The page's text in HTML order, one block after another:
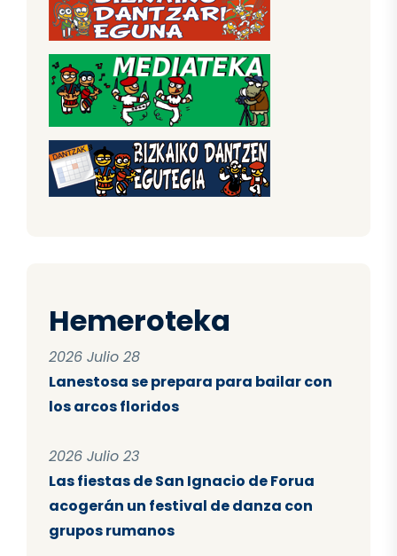
Hemeroteka
2026 Julio 28
Lanestosa se prepara para bailar con
los arcos floridos
2026 Julio 23
Las fiestas de San Ignacio de Forua
acogerán un festival de danza con
grupos rumanos